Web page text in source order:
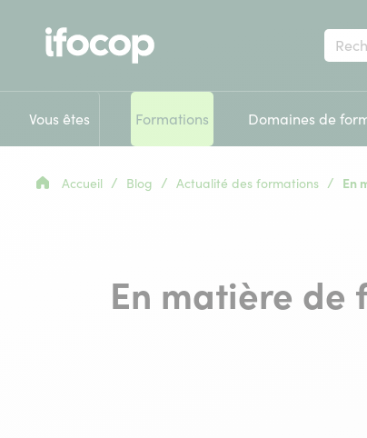
Votre
Vous êtes Formations Domaines de
Accueil / Blog / Actualité des formations / En
En matière de